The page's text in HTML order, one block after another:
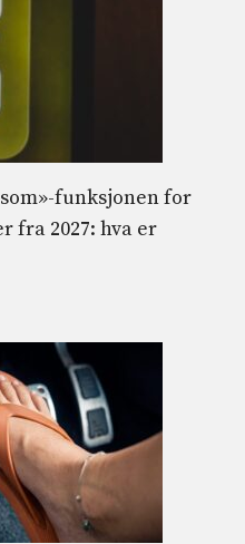
funksjonen for
fra 2027: hva er